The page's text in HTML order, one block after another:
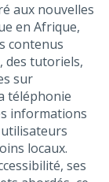
aux nouvelles
en Afrique,
contenus
des tutoriels,
sur
téléphonie
informations
locaux.
ses